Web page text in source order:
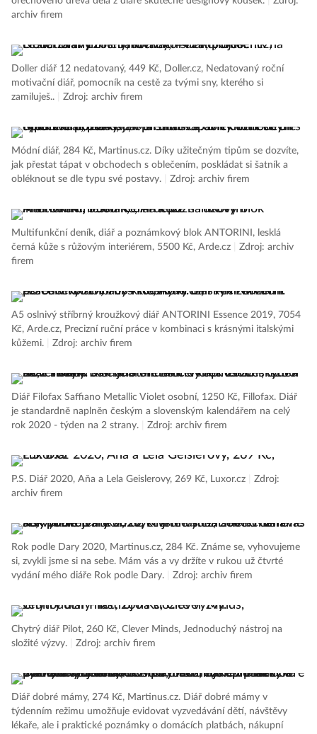
archiv firem
Doller diář 12 nedatovaný, 449 Kč, Doller.cz, Nedatovaný roční
motivační diář, pomocník na cestě za tvými sny, kterého si
zamiluješ..
Zdroj: archiv firem
Módní diář, 284 Kč, Martinus.cz. Díky užitečným tipům se dozvíte,
jak přestat tápat v obchodech s oblečením, poskládat si šatník a
obléknout se dle typu své postavy.
Zdroj: archiv firem
Multifunkční deník, diář a poznámkový blok ANTORINI, lesklá
černá kůže s růžovým interiérem, 5500 Kč, Arde.cz
Zdroj: archiv
firem
A5 oslnivý stříbrný kroužkový diář ANTORINI Essence 2019, 7054
Kč, Arde.cz, Precizní ruční práce v kombinaci s krásnými italskými
kůžemi.
Zdroj: archiv firem
Diář Filofax Saffiano Metallic Violet osobní, 1250 Kč, Fillofax. Diář
je standardně naplněn českým a slovenským kalendářem na celý
rok 2020 - týden na 2 strany.
Zdroj: archiv firem
P.S. Diář 2020, Aňa a Lela Geislerovy, 269 Kč, Luxor.cz
Zdroj:
archiv firem
Rok podle Dary 2020, Martinus.cz, 284 Kč. Známe se, vyhovujeme
si, zvykli jsme si na sebe. Mám vás a vy držíte v rukou už čtvrté
vydání mého diáře Rok podle Dary.
Zdroj: archiv firem
Chytrý diář Pilot, 260 Kč, Clever Minds, Jednoduchý nástroj na
složité výzvy.
Zdroj: archiv firem
Diář dobré mámy, 274 Kč, Martinus.cz. Diář dobré mámy v
týdenním režimu umožňuje evidovat vyzvedávání dětí, návštěvy
lékaře, ale i praktické poznámky o domácích platbách, nákupní